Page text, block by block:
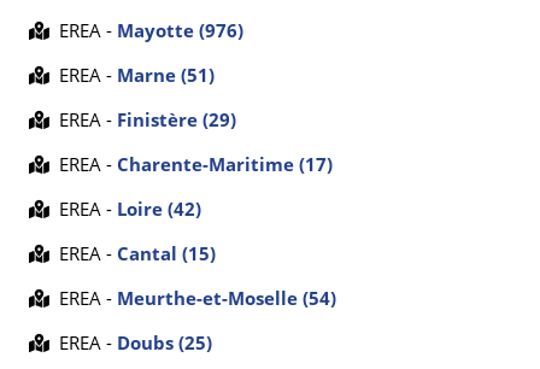
EREA - Mayotte (976)
EREA - Marne (51)
EREA - Finistère (29)
EREA - Charente-Maritime (17)
EREA - Loire (42)
EREA - Cantal (15)
EREA - Meurthe-et-Moselle (54)
EREA - Doubs (25)